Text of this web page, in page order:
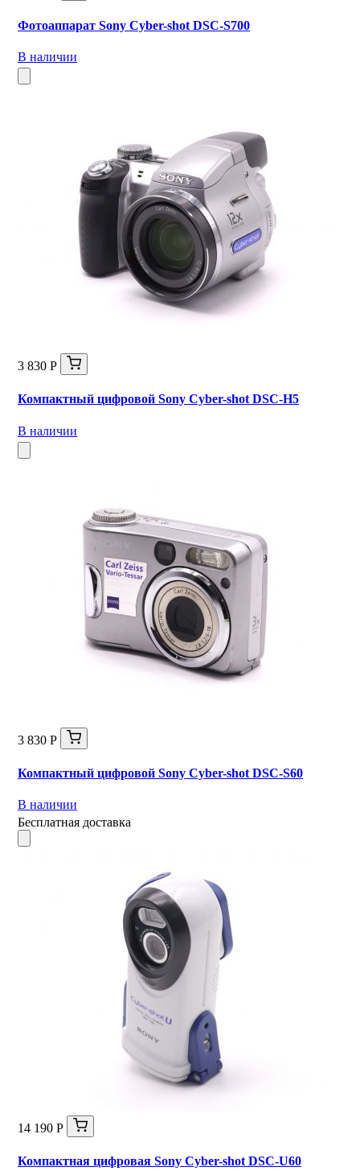
Фотоаппарат Sony Cyber-shot DSC-S700
В наличии
3 830 Р
Компактный цифровой Sony Cyber-shot DSC-H5
В наличии
3 830 Р
Компактный цифровой Sony Cyber-shot DSC-S60
В наличии
Бесплатная доставка
14 190 Р
Компактная цифровая Sony Cyber-shot DSC-U60